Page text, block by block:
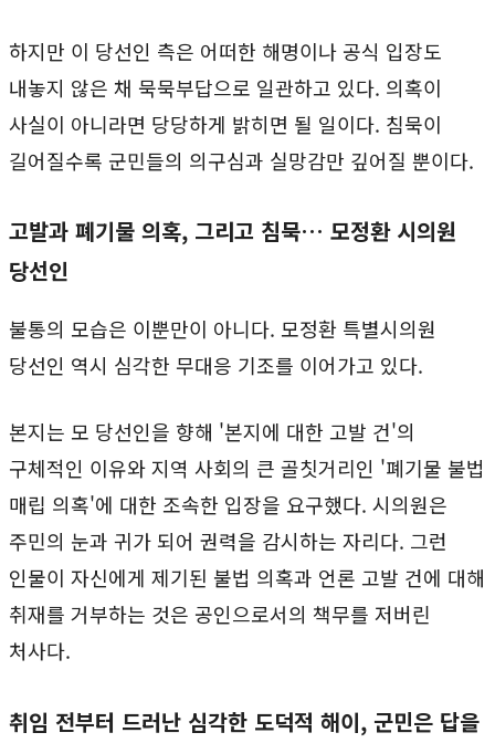
하지만 이 당선인 측은 어떠한 해명이나 공식 입장도
내놓지 않은 채 묵묵부답으로 일관하고 있다. 의혹이
사실이 아니라면 당당하게 밝히면 될 일이다. 침묵이
길어질수록 군민들의 의구심과 실망감만 깊어질 뿐이다.
고발과 폐기물 의혹, 그리고 침묵… 모정환 시의원
당선인
불통의 모습은 이뿐만이 아니다. 모정환 특별시의원
당선인 역시 심각한 무대응 기조를 이어가고 있다.
본지는 모 당선인을 향해 '본지에 대한 고발 건'의
구체적인 이유와 지역 사회의 큰 골칫거리인 '폐기물 불법
매립 의혹'에 대한 조속한 입장을 요구했다. 시의원은
주민의 눈과 귀가 되어 권력을 감시하는 자리다. 그런
인물이 자신에게 제기된 불법 의혹과 언론 고발 건에 대해
취재를 거부하는 것은 공인으로서의 책무를 저버린
처사다.
취임 전부터 드러난 심각한 도덕적 해이, 군민은 답을